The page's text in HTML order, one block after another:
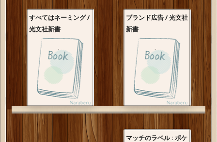
すべてはネーミング /
光文社新書
ブランド広告 / 光文社
新書
マッチのラベル : ポケ